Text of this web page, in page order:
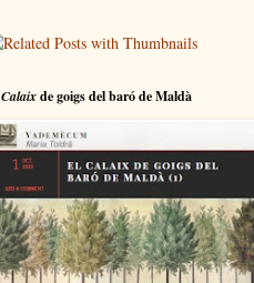
Calaixde goigs del baró de Maldà